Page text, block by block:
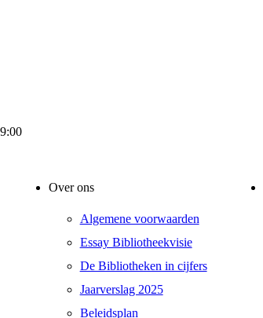
Over ons
Algemene voorwaarden
Essay Bibliotheekvisie
De Bibliotheken in cijfers
Jaarverslag 2025
Beleidsplan